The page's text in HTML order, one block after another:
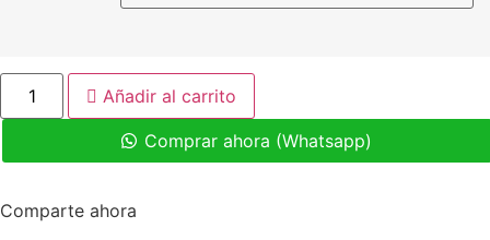
Pie
pletina
bajo
Añadir al carrito
Comprar ahora (Whatsapp)
Comparte ahora